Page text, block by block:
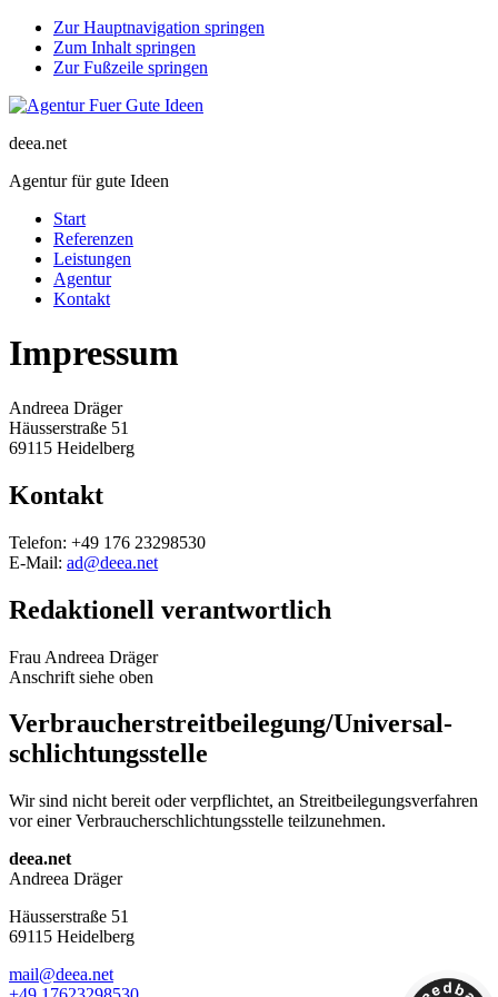
Zur Hauptnavigation springen
Zum Inhalt springen
Zur Fußzeile springen
deea.net
Agentur für gute Ideen
Start
Referenzen
Leistungen
Agentur
Kontakt
Impressum
Andreea Dräger
Häusserstraße 51
69115 Heidelberg
Kontakt
Telefon: +49 176 23298530
E-Mail: ad@deea.net
Redaktionell verantwortlich
Frau Andreea Dräger
Anschrift siehe oben
Verbraucher­streit­beilegung/Universal­
schlichtungs­stelle
Wir sind nicht bereit oder verpflichtet, an Streitbeilegungsverfahren
vor einer Verbraucherschlichtungsstelle teilzunehmen.
Footer
deea.net
Andreea Dräger
Häusserstraße 51
69115 Heidelberg
mail@deea.net